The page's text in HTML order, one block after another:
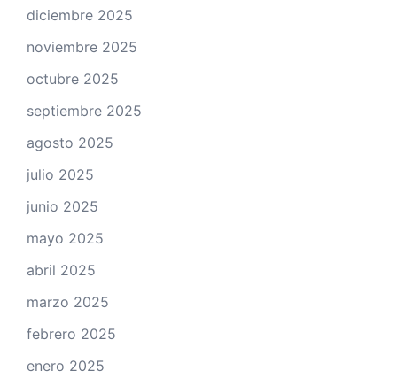
diciembre 2025
noviembre 2025
octubre 2025
septiembre 2025
agosto 2025
julio 2025
junio 2025
mayo 2025
abril 2025
marzo 2025
febrero 2025
enero 2025